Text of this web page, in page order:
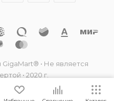
• Не является
• 2020 г.